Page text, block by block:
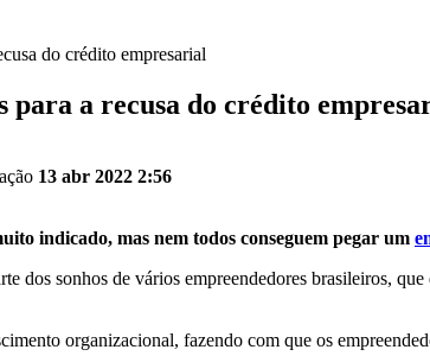
do crédito empresarial
para a recusa do crédito
13 abr 2022 2:56
indicado, mas nem todos conseguem pegar um
dos sonhos de vários empreendedores brasileiros,
organizacional, fazendo com que os